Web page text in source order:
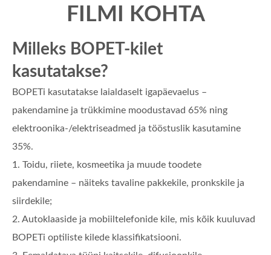
FILMI KOHTA
Milleks BOPET-kilet
kasutatakse?
BOPETi kasutatakse laialdaselt igapäevaelus –
pakendamine ja trükkimine moodustavad 65% ning
elektroonika-/elektriseadmed ja tööstuslik kasutamine
35%.
1. Toidu, riiete, kosmeetika ja muude toodete
pakendamine – näiteks tavaline pakkekile, pronkskile ja
siirdekile;
2. Autoklaaside ja mobiiltelefonide kile, mis kõik kuuluvad
BOPETi optiliste kilede klassifikatsiooni.